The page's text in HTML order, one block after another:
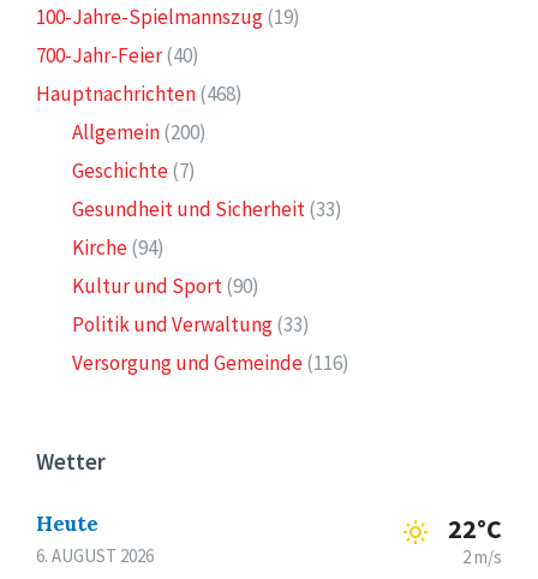
100-Jahre-Spielmannszug(19)
700-Jahr-Feier(40)
Hauptnachrichten(468)
Allgemein(200)
Geschichte(7)
Gesundheit und Sicherheit(33)
Kirche(94)
Kultur und Sport(90)
Politik und Verwaltung(33)
Versorgung und Gemeinde(116)
Wetter
Heute
6. AUGUST 2026
22°C
2 m/s